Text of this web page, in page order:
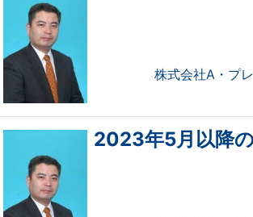
株式会社A・プ
2023年5月以降